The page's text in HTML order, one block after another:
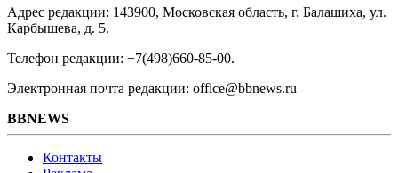
Адрес редакции: 143900, Московская область, г. Балашиха, ул.
Карбышева, д. 5.
Телефон редакции: +7(498)660-85-00.
Электронная почта редакции: office@bbnews.ru
BBNEWS
Контакты